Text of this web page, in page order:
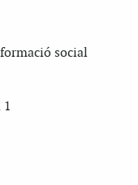
social
1